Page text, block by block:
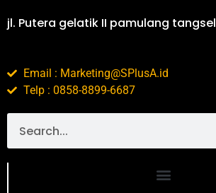
jl. Putera gelatik II pamulang tangsel
Email : Marketing@SPlusA.id
Telp : 0858-8899-6687